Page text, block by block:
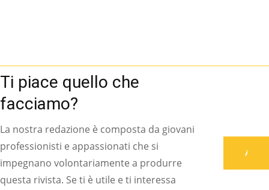
Ti piace quello che
facciamo?
La nostra redazione è composta da giovani
professionisti e appassionati che si
impegnano volontariamente a produrre
questa rivista. Se ti è utile e ti interessa